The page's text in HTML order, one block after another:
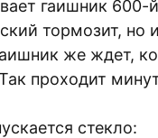
гаишник 600-
тормозит, но
же ждет,
проходит
стекло: